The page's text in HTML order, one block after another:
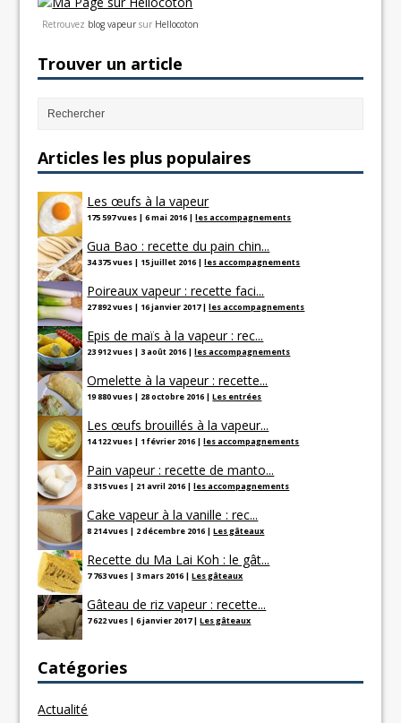
Retrouvez blog vapeur sur Hellocoton
Trouver un article
Articles les plus populaires
Les œufs à la vapeur
175 597 vues |6 mai 2016 |les accompagnements
Gua Bao : recette du pain chin...
34 375 vues | 15 juillet 2016 |les accompagnements
Poireaux vapeur : recette faci...
27 892 vues | 16 janvier 2017|les accompagnements
Epis de maïs à la vapeur : rec...
23 912 vues |3 août 2016 |les accompagnements
Omelette à la vapeur : recette...
19 880 vues | 28 octobre 2016 |Les entrées
Les œufs brouillés à la vapeur...
14 122 vues | 1 février 2016 |les accompagnements
Pain vapeur : recette de manto...
8 315 vues | 21 avril 2016 |les accompagnements
Cake vapeur à la vanille : rec...
8 214 vues | 2 décembre 2016 |Les gâteaux
Recette du Ma Lai Koh : le gât...
7 763 vues |3 mars 2016 |Les gâteaux
Gâteau de riz vapeur : recette...
7 622 vues |6 janvier 2017|Les gâteaux
Catégories
Actualité